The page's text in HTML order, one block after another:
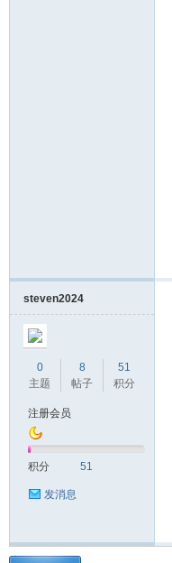
steven2024
0
主题
8
帖子
51
积分
注册会员
积分 51
发消息